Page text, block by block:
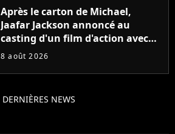
Après le carton de Michael,
Jaafar Jackson annoncé au
casting d'un film d'action avec
Will Smith
8 août 2026
DERNIÈRES NEWS